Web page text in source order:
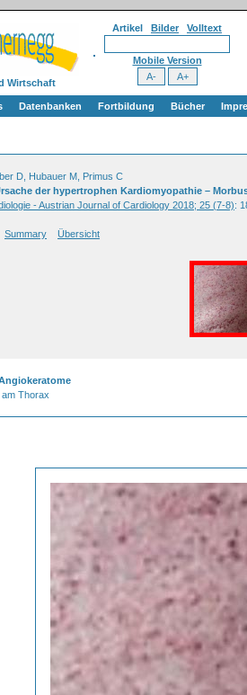
Wirtschaft
Artikel Bilder Volltext
Mobile Version
Datenbanken Fortbildung Bücher
D, Hubauer M, Primus C
der hypertrophen Kardiomyopathie –
- Austrian Journal of Cardiology 2018; 25 (7-8):
Summary Übersicht
Thorax